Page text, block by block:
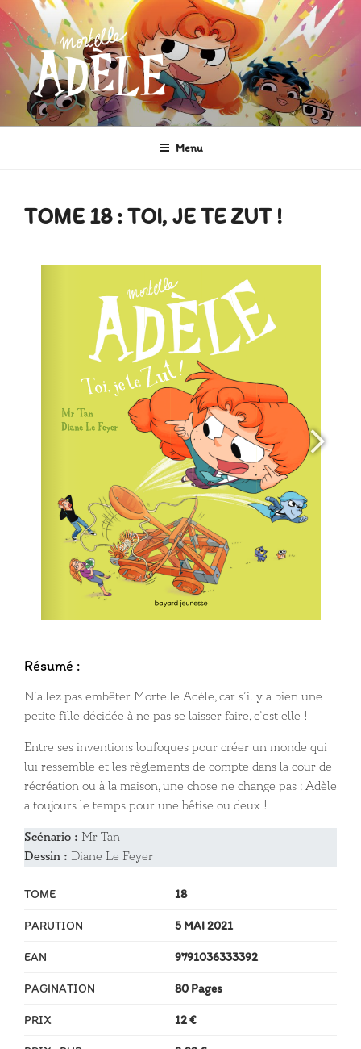
Aller
au
contenu
principal
MORTELLE ADÈLE
Héroïne de Bande dessinée
Menu
TOME 18 : TOI, JE TE ZUT !
Résumé :
N’allez pas embêter Mortelle Adèle, car s’il y a bien une
petite fille décidée à ne pas se laisser faire, c’est elle !
Entre ses inventions loufoques pour créer un monde qui
lui ressemble et les règlements de compte dans la cour de
récréation ou à la maison, une chose ne change pas : Adèle
a toujours le temps pour une bêtise ou deux !
Scénario : Mr Tan
Dessin : Diane Le Feyer
TOME 18
PARUTION 5 MAI 2021
EAN 9791036333392
PAGINATION 80 Pages
PRIX 12 €